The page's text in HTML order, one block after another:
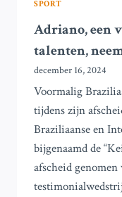
SPORT
Adriano, een
talenten,
december 16, 2024
Voormalig
tijdens zijn
Braziliaanse en
bijgenaamd de
afscheid